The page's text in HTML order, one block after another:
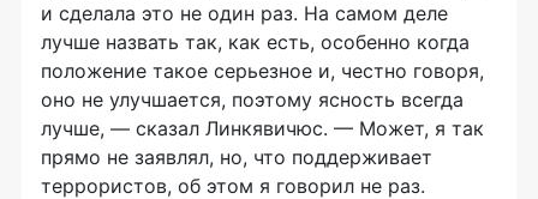
и сделала это не один раз. На самом деле
лучше назвать так, как есть, особенно когда
положение такое серьезное и, честно говоря,
оно не улучшается, поэтому ясность всегда
лучше, — сказал Линкявичюс. — Может, я так
прямо не заявлял, но, что поддерживает
террористов, об этом я говорил не раз.